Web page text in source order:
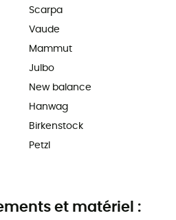
Scarpa
Vaude
Mammut
Julbo
New balance
Hanwag
Birkenstock
Petzl
et matériel :